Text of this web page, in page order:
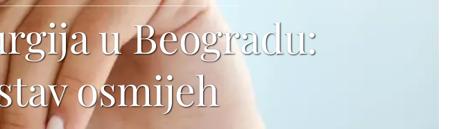
u Beogradu:
osmijeh